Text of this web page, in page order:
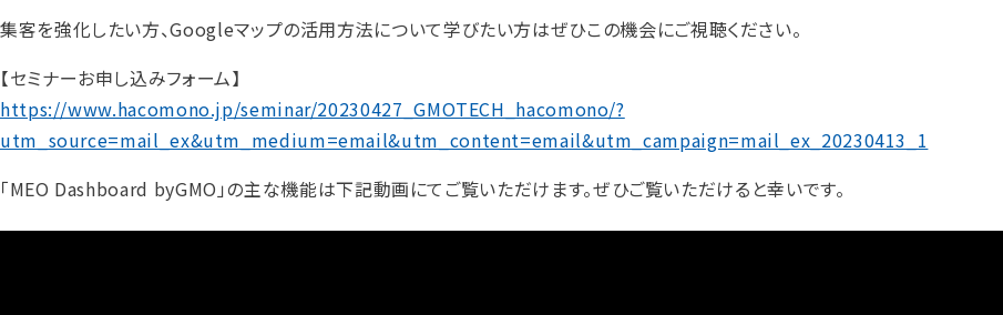
集客を強化したい方、Googleマップの活用方法について学びたい方はぜひこの機会にご視聴ください。
【セミナーお申し込みフォーム】
https://www.hacomono.jp/seminar/20230427_GMOTECH_hacomono/?
utm_source=mail_ex&utm_medium=email&utm_content=email&utm_campaign=mail_ex_20230413_1
「MEO Dashboard byGMO」の主な機能は下記動画にてご覧いただけます。ぜひご覧いただけると幸いです。